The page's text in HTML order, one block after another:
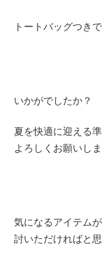
トートバッグつき
いかがでしたか？
夏を快適に迎える
よろしくお願いし
気になるアイテム
討いただければと思